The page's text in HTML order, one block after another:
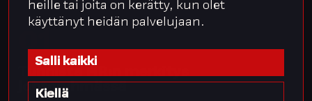
heille tai joita on kerätty, kun olet
käyttänyt heidän palvelujaan.
Salli kaikki
Kiellä
01
Tunnista HR:n merkitys
johtoryhmässä